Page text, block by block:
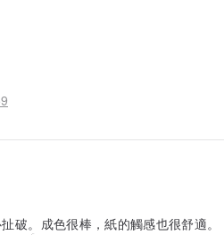
破。成色很棒，紙的觸感也很舒適。